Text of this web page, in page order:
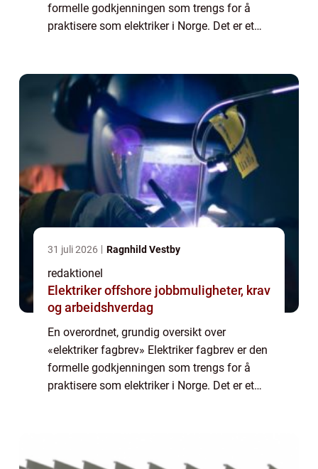
formelle godkjenningen som trengs for å
praktisere som elektriker i Norge. Det er et
31 juli 2026 Ragnhild Vestby
redaktionel
Elektriker offshore jobbmuligheter, krav
og arbeidshverdag
En overordnet, grundig oversikt over
«elektriker fagbrev» Elektriker fagbrev er den
formelle godkjenningen som trengs for å
praktisere som elektriker i Norge. Det er et